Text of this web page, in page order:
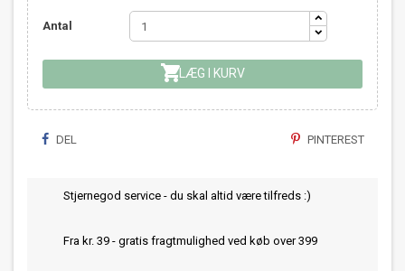
Antal
 LÆG I KURV
DEL PINTEREST
Stjernegod service - du skal altid være tilfreds :)
Fra kr. 39 - gratis fragtmulighed ved køb over 399